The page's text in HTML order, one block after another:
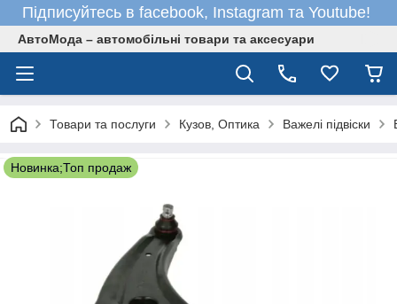
Підписуйтесь в facebook, Instagram та Youtube!
АвтоМода – автомобільні товари та аксесуари
Товари та послуги Кузов, Оптика Важелі підвіски
Новинка;Топ продаж